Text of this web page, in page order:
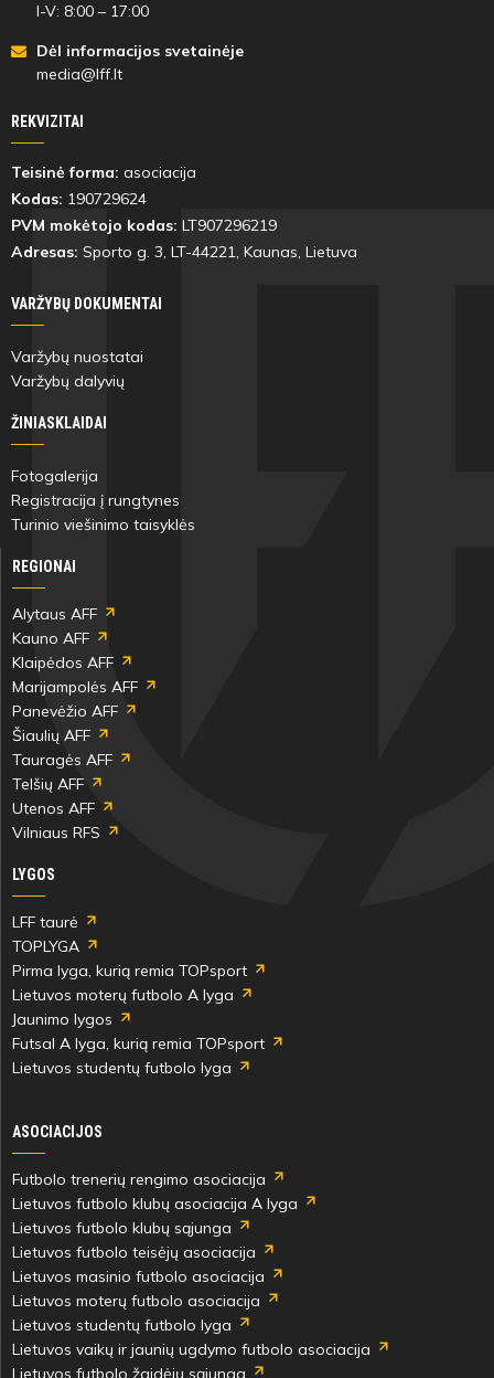
I-V: 8:00 – 17:00
Dėl informacijos svetainėje
media@lff.lt
REKVIZITAI
Teisinė forma: asociacija
Kodas: 190729624
PVM mokėtojo kodas: LT907296219
Adresas: Sporto g. 3, LT-44221, Kaunas, Lietuva
VARŽYBŲ DOKUMENTAI
Varžybų nuostatai
Varžybų dalyvių
ŽINIASKLAIDAI
Fotogalerija
Registracija į rungtynes
Turinio viešinimo taisyklės
REGIONAI
Alytaus AFF
Kauno AFF
Klaipėdos AFF
Marijampolės AFF
Panevėžio AFF
Šiaulių AFF
Tauragės AFF
Telšių AFF
Utenos AFF
Vilniaus RFS
LYGOS
LFF taurė
TOPLYGA
Pirma lyga, kurią remia TOPsport
Lietuvos moterų futbolo A lyga
Jaunimo lygos
Futsal A lyga, kurią remia TOPsport
Lietuvos studentų futbolo lyga
ASOCIACIJOS
Futbolo trenerių rengimo asociacija
Lietuvos futbolo klubų asociacija A lyga
Lietuvos futbolo klubų sąjunga
Lietuvos futbolo teisėjų asociacija
Lietuvos masinio futbolo asociacija
Lietuvos moterų futbolo asociacija
Lietuvos studentų futbolo lyga
Lietuvos vaikų ir jaunių ugdymo futbolo asociacija
Lietuvos futbolo žaidėjų sąjunga